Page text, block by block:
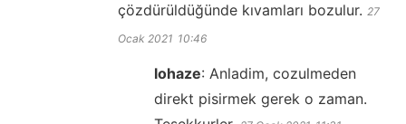
çözdürüldüğünde kıvamları bozulur. 27
Ocak 2021 10:46
lohaze: Anladim, cozulmeden
direkt pisirmek gerek o zaman.